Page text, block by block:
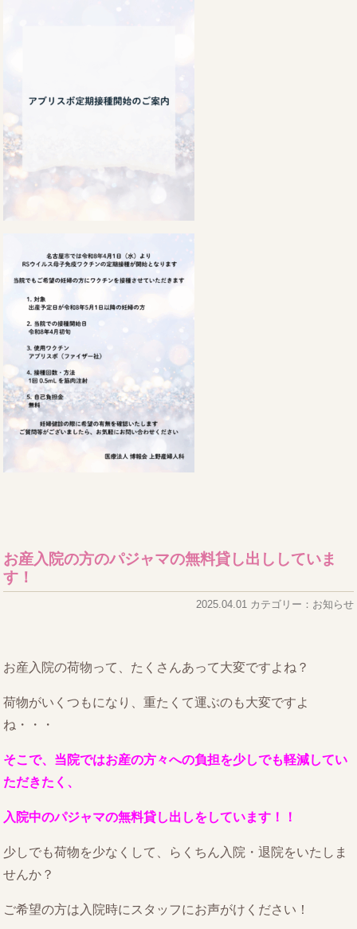
お産入院の方のパジャマの無料貸し出ししていま
す！
2025.04.01 カテゴリー：お知らせ
お産入院の荷物って、たくさんあって大変ですよね？
荷物がいくつもになり、重たくて運ぶのも大変ですよ
ね・・・
そこで、当院ではお産の方々への負担を少しでも軽減してい
ただきたく、
入院中のパジャマの無料貸し出しをしています！！
少しでも荷物を少なくして、らくちん入院・退院をいたしま
せんか？
ご希望の方は入院時にスタッフにお声がけください！